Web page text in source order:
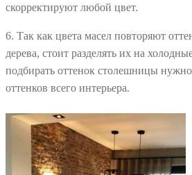
скорректируют любой цвет.
6. Так как цвета масел повторяют
дерева, стоит разделять их на
подбирать оттенок столешницы
оттенков всего интерьера.